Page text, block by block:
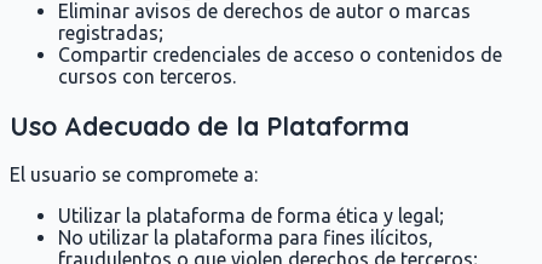
Eliminar avisos de derechos de autor o marcas
registradas;
Compartir credenciales de acceso o contenidos de
cursos con terceros.
Uso Adecuado de la Plataforma
El usuario se compromete a:
Utilizar la plataforma de forma ética y legal;
No utilizar la plataforma para fines ilícitos,
fraudulentos o que violen derechos de terceros;